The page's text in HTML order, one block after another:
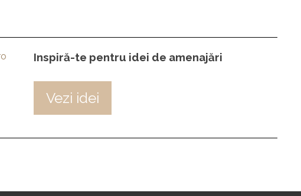
Inspiră-te pentru idei de amenajări
Vezi idei